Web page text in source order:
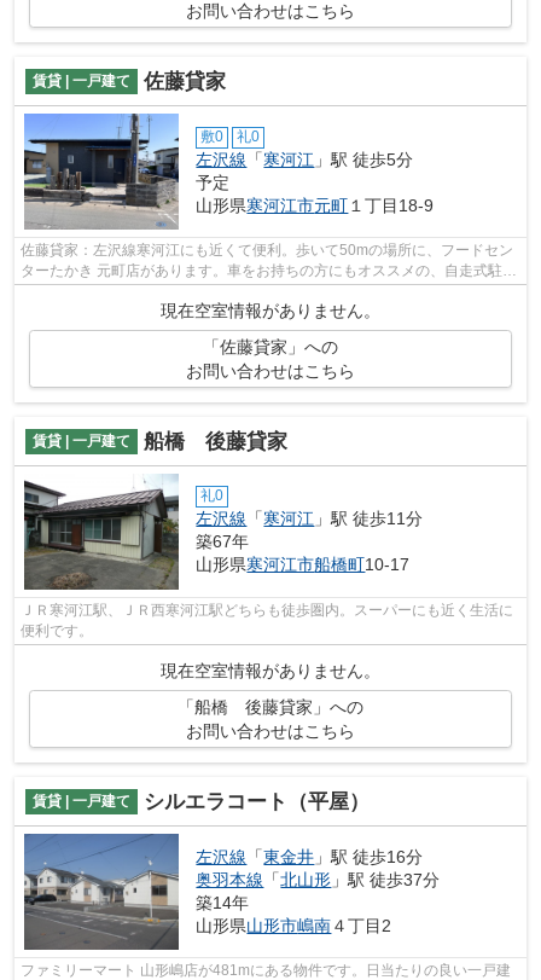
お問い合わせはこちら
賃貸 | 一戸建て 佐藤貸家
敷0 礼0
左沢線 「寒河江 」駅 徒歩5分
予定
山形県寒河江市元町 １丁目18-9
佐藤貸家：左沢線寒河江にも近くて便利。歩いて50mの場所に、フードセン
ターたかき 元町店があります。車をお持ちの方にもオススメの、自走式駐車
現在空室情報がありません。
「佐藤貸家」への
お問い合わせはこちら
賃貸 | 一戸建て 船橋 後藤貸家
礼0
左沢線 「寒河江 」駅 徒歩11分
築67年
山形県寒河江市船橋町10-17
ＪＲ寒河江駅、ＪＲ西寒河江駅どちらも徒歩圏内。スーパーにも近く生活に
便利です。
現在空室情報がありません。
「船橋 後藤貸家」への
お問い合わせはこちら
賃貸 | 一戸建て シルエラコート（平屋）
左沢線 「東金井 」駅 徒歩16分
奥羽本線 「北山形 」駅 徒歩37分
築14年
山形県山形市嶋南４丁目2
ファミリーマート 山形嶋店が481mにある物件です。日当たりの良い一戸建